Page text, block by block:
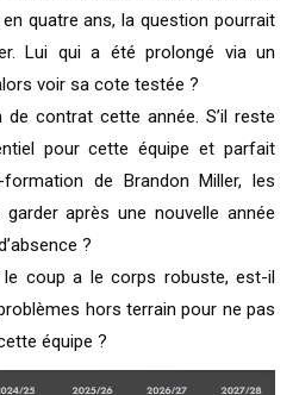
quatre ans, la question pourrait
Lui qui a été prolongé via un
voir sa cote testée ?
de contrat cette année. S’il reste
pour cette équipe et parfait
de Brandon Miller, les
après une nouvelle année
?
le coup a le corps robuste, est-il
hors terrain pour ne pas
équipe ?